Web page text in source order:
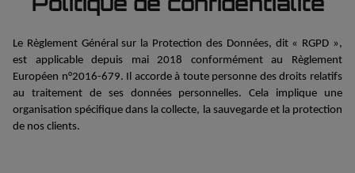
Politique de confidentialité
Le Règlement Général sur la Protection des Données, dit « RGPD »,
est applicabledepuis mai 2018 conformément au Règlement
Européen n°2016-679. Il accorde à toute personne desdroits relatifs
au traitement de sesdonnées personnelles. Cela implique une
organisation spécifique dans la collecte, la sauvegarde et la protection
de nos clients.